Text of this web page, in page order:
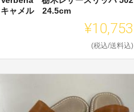
キャメル 24.5cm
¥10,753
(税込/送料込)